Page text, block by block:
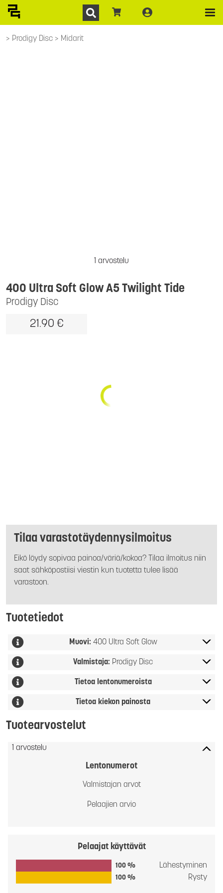
Prodigy Disc Midarit
1 arvostelu
Prodigy Disc
400 Ultra Soft Glow A5 Twilight Tide
21.90 €
Tilaa varastotäydennysilmoitus
Eikö löydy sopivaa painoa/väriä/kokoa? Tilaa ilmoitus niin
saat sähköpostiisi viestin kun tuotetta tulee lisää
varastoon.
Tuotetiedot
Muovi: 400 Ultra Soft Glow
Valmistaja: Prodigy Disc
Tietoa lentonumeroista
Tietoa kiekon painosta
Tuotearvostelut
1 arvostelu
Lentonumerot
Valmistajan arvot
Pelaajien arvio
Pelaajat käyttävät
100 % Lähestyminen
100 % Rysty